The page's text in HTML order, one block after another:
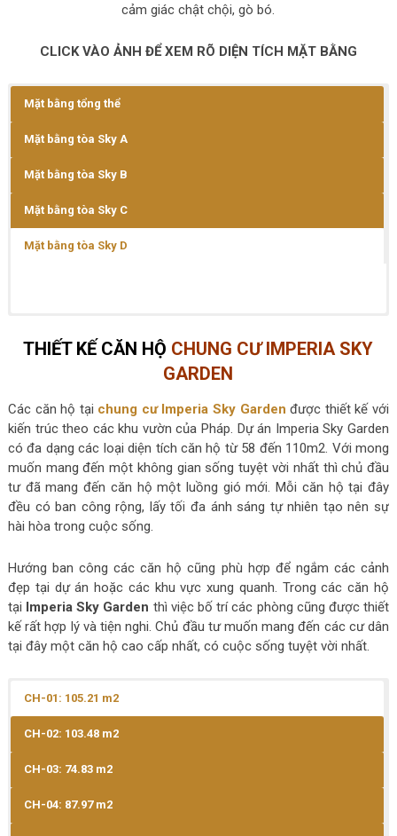
cảm giác chật chội, gò bó.
CLICK VÀO ẢNH ĐỂ XEM RÕ DIỆN TÍCH MẶT BẰNG
Mặt bằng tổng thể
Mặt bằng tòa Sky A
Mặt bằng tòa Sky B
Mặt bằng tòa Sky C
Mặt bằng tòa Sky D
THIẾT KẾ CĂN HỘ CHUNG CƯ IMPERIA SKY
GARDEN
Các căn hộ tại chung cư Imperia Sky Garden được thiết kế với
kiến trúc theo các khu vườn của Pháp. Dự án Imperia Sky Garden
có đa dạng các loại diện tích căn hộ từ 58 đến 110m2. Với mong
muốn mang đến một không gian sống tuyệt vời nhất thì chủ đầu
tư đã mang đến căn hộ một luồng gió mới. Mỗi căn hộ tại đây
đều có ban công rộng, lấy tối đa ánh sáng tự nhiên tạo nên sự
hài hòa trong cuộc sống.
Hướng ban công các căn hộ cũng phù hợp để ngắm các cảnh
đẹp tại dự án hoặc các khu vực xung quanh. Trong các căn hộ
tại Imperia Sky Garden thì việc bố trí các phòng cũng được thiết
kế rất hợp lý và tiện nghi. Chủ đầu tư muốn mang đến các cư dân
tại đây một căn hộ cao cấp nhất, có cuộc sống tuyệt vời nhất.
CH-01: 105.21 m2
CH-02: 103.48 m2
CH-03: 74.83 m2
CH-04: 87.97 m2